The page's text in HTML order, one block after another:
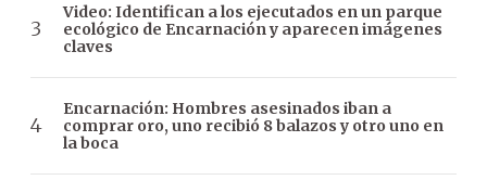
Video: Identifican a los ejecutados en un parque
ecológico de Encarnación y aparecen imágenes
claves
Encarnación: Hombres asesinados iban a
comprar oro, uno recibió 8 balazos y otro uno en
la boca